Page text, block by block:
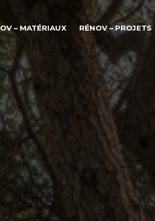
– MATÉRIAUX RÉNOV – PROJETS